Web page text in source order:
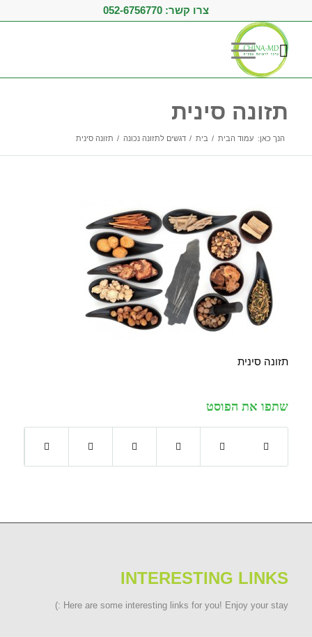
צרו קשר: 052-6756770
תזונה סינית
הנך כאן: עמוד הבית / בית / דגשים לתזונה נכונה / תזונה סינית
תזונה סינית
שתפו את הפוסט
INTERESTING LINKS
Here are some interesting links for you! Enjoy your stay :)